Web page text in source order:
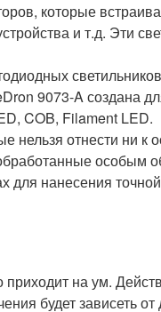
которые
и т.д. Эти
9073-A создана
COB, Filament LED.
нельзя отнести ни к
особым
для нанесения
на ум.
будет зависеть